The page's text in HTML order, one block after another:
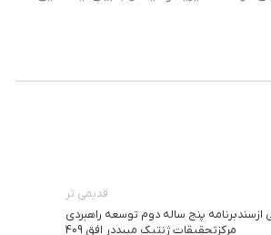
قدیمی تر
ازسندبرنامه پنج ساله دوم توسعه راهبردی
مرکزتحقیقات ژنتیک میبددر افق 409